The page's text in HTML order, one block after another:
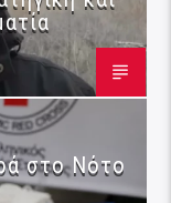
στο Νότο